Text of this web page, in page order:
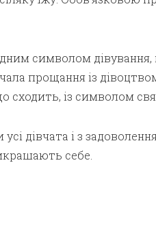
символом
прощання із
сходить, із символом
усі дівчата і з
себе.